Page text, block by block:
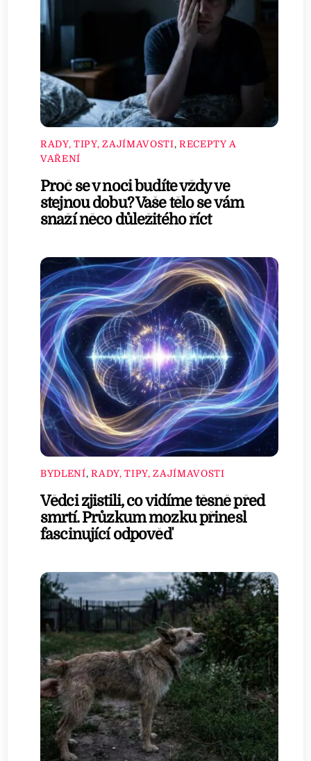
RADY, TIPY, ZAJÍMAVOSTI, RECEPTY A
VAŘENÍ
Proč se v noci budíte vždy ve
stejnou dobu? Vaše tělo se vám
snaží něco důležitého říct
BYDLENÍ,RADY, TIPY, ZAJÍMAVOSTI
Vědci zjistili, co vidíme těsně před
smrtí. Průzkum mozku přinesl
fascinující odpověď